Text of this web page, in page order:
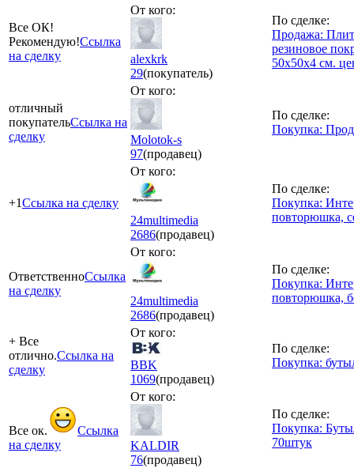
Все ОК!
Рекомендую!Ссылка
на сделку
От кого:
alexkrk
29(покупатель)
По сделке:
Продажа:
резиновое
50х50х4 см.
отличный
покупательСсылка на
сделку
От кого:
Molotok-s
97(продавец)
По сделке:
Покупка:
+1Ссылка на сделку
От кого:
24multimedia
2686(продавец)
По сделке:
Покупка:
повторюшка,
ОтветственноСсылка
на сделку
От кого:
24multimedia
2686(продавец)
По сделке:
Покупка:
повторюшка,
+ Все
отлично.Ссылка на
сделку
От кого:
BBK
1069(продавец)
По сделке:
Покупка:
Все ок.
Ссылка
на сделку
От кого:
KALDIR
76(продавец)
По сделке:
Покупка:
70штук